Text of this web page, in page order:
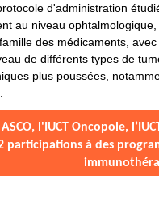
d'administration
au niveau
des médicaments,
de différents types de
plus poussées,
ASCO, l'IUCTOncopole,
participations à des